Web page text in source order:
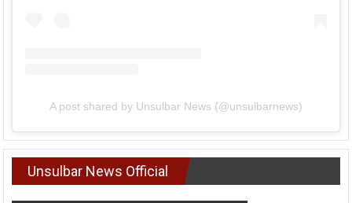
A post shared by Unsulbar News (@unsulbarnews)
Unsulbar News Official